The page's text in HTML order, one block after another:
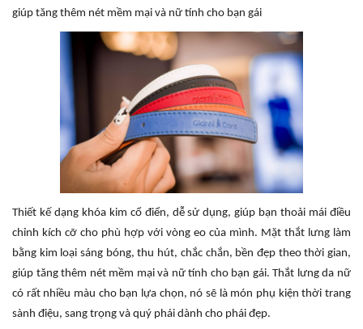
giúp tăng thêm nét mềm mại và nữ tính cho bạn gái
Thiết kế dạng khóa kim cổ điển, dễ sử dụng, giúp bạn thoải mái điều
chỉnh kích cỡ cho phù hợp với vòng eo của mình. Mặt thắt lưng làm
bằng kim loại sáng bóng, thu hút, chắc chắn, bền đẹp theo thời gian,
giúp tăng thêm nét mềm mại và nữ tính cho bạn gái. Thắt lưng da nữ
có rất nhiều màu cho bạn lựa chọn, nó sẽ là món phụ kiện thời trang
sành điệu, sang trọng và quý phái dành cho phái đẹp.